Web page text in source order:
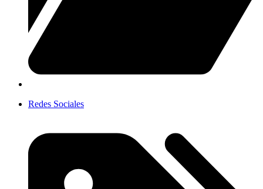
Redes Sociales